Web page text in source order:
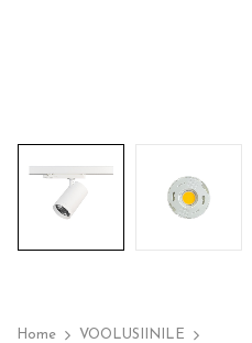
Home
VOOLUSIINILE